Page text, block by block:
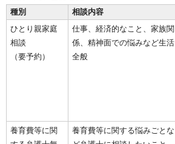
種別
相談内容
ひとり親家庭
相談
（要予約）
仕事、経済的なこと、家族関
係、精神面での悩みなど生活
全般
養育費等に関
養育費等に関する悩みごとな